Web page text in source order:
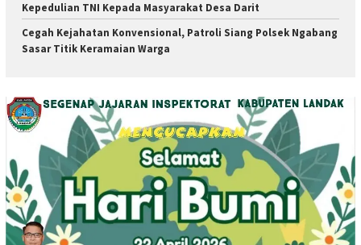
Kepedulian TNI Kepada Masyarakat Desa Darit
Cegah Kejahatan Konvensional, Patroli Siang Polsek Ngabang
Sasar Titik Keramaian Warga